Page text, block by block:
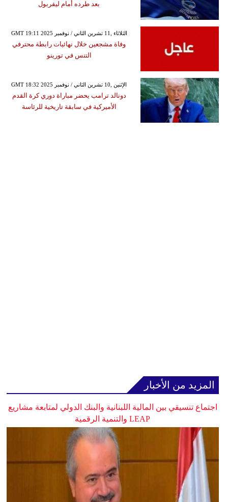
بعد طرده أمام ليفربول
GMT 19:11 2025 الثلاثاء ,11 تشرين الثاني / نوفمبر
وفاة مشجعين خلال نهائيات رابطة محترفي
التنس في تورينو
GMT 18:32 2025 الإثنين ,10 تشرين الثاني / نوفمبر
دونالد ترامب يحضر مباراة دوري كرة القدم
الأميركية في سابقة تاريخية للرئاسة
المزيد من الأخبار
اجتماع تنسيقي بين المالية اللبنانية والبنك الدولي لمتابعة مشاريع
LEAP والتنمية الرقمية